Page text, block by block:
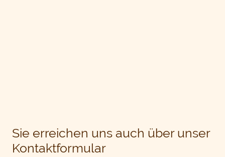
Sie erreichen uns auch über unser
Kontaktformular